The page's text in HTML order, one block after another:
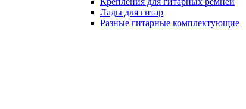
Лады для гитар
Разные гитарные комплектующие